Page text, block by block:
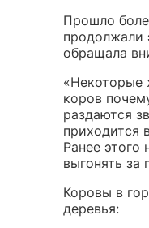
Прошло
продолжали
обращала
«Некоторые
коров
раздаются
приходится
Ранее
выгонять
Коровы в
деревья: